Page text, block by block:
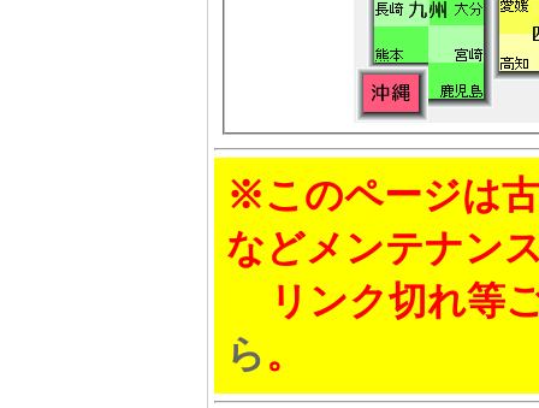
※このページは
などメンテナン
リンク切れ等
ら。